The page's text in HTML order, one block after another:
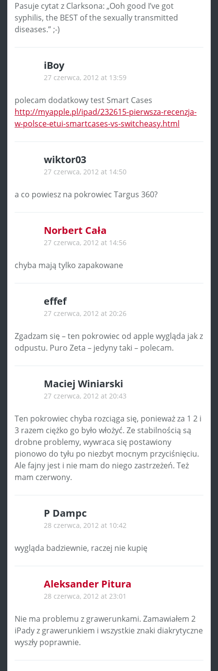
Pasuje cytat z Clarksona: „Ooh good I’ve got
syphilis, the BEST of the sexually transmitted
diseases.” ;-)
iBoy
27 czerwca, 2012 at 13:59
polecam dodatkowy test Smart Cases
http://myapple.pl/ipad/232615-pierwsza-recenzja-
w-polsce-etui-smartcases-vs-switcheasy.html
wiktor03
27 czerwca, 2012 at 14:50
a co powiesz na pokrowiec Targus 360?
Norbert Cała
27 czerwca, 2012 at 14:56
chyba mają tylko zapakowane
effef
27 czerwca, 2012 at 20:26
Zgadzam się – ten pokrowiec od apple wygląda jak z
odpustu. Puro Zeta – jedyny taki – polecam.
Maciej Winiarski
27 czerwca, 2012 at 20:43
Ten pokrowiec chyba rozciąga się, ponieważ za 1 2 i
3 razem ciężko go było włożyć. Ze stabilnością są
drobne problemy, wywraca się postawiony
pionowo do tyłu po niezbyt mocnym przyciśnięciu.
Ale fajny jest i nie mam do niego zastrzeżeń. Też
mam czerwony.
P Dampc
28 czerwca, 2012 at 10:42
wygląda badziewnie, raczej nie kupię
Aleksander Pitura
28 czerwca, 2012 at 23:01
Nie ma problemu z grawerunkami. Zamawiałem 2
iPady z grawerunkiem i wszystkie znaki diakrytyczne
wyszły poprawnie.